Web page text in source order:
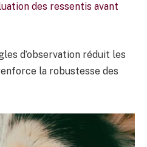
des ressentis avant
d’observation réduit les
la robustesse des